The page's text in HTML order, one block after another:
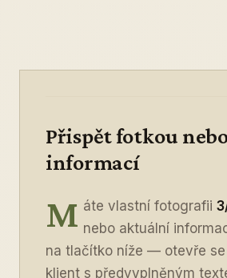
Přispět fotkou
informací
M áte vlastní fotografii
nebo aktuální
na tlačítko níže — otevře
klient s předvyplněným